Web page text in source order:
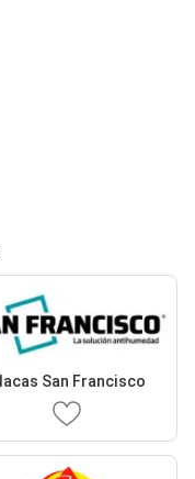
San Francisco